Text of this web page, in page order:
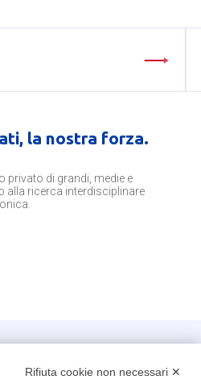
la nostra forza.
privato di grandi, medie e
alla ricerca interdisciplinare
district
Rifiuta cookie non necessari ✕